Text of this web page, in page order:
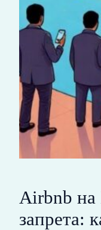
Airbnb на
запрета: